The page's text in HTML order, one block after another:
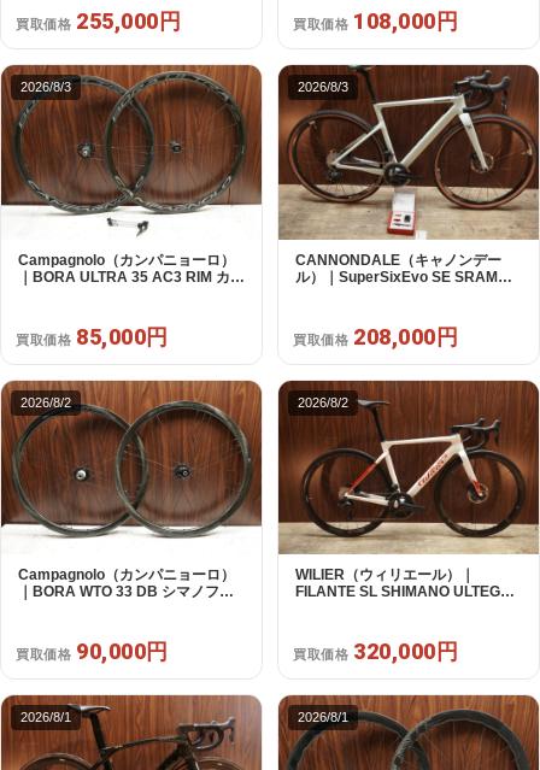
買取価格 255,000円 買取価格 108,000円
2026/8/3
Campagnolo（カンパニョーロ）
｜BORA ULTRA 35 AC3 RIM カン
買取価格 85,000円
2026/8/3
CANNONDALE（キャノンデー
ル）｜SuperSixEvo SE SRAM
年｜美品｜買取金額 208,000円
買取価格 208,000円
2026/8/2
Campagnolo（カンパニョーロ）
｜BORA WTO 33 DB シマノフリ
買取価格 90,000円
2026/8/2
WILIER（ウィリエール）｜
FILANTE SL SHIMANO ULTEGRA
買取価格 320,000円
2026/8/1 2026/8/1